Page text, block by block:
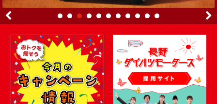
イベント・キャンペーン
ご購入者サポート
アフターサポート
会社情報